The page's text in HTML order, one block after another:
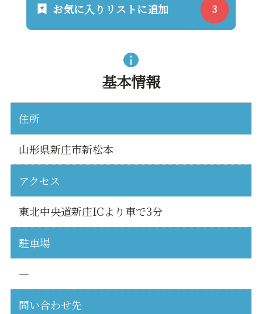
お気に入りリストに追加
基本情報
住所
山形県新庄市新松本
アクセス
東北中央道新庄ICより車で3分
駐車場
―
問い合わせ先